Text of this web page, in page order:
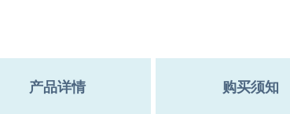
产品详情 购买须知